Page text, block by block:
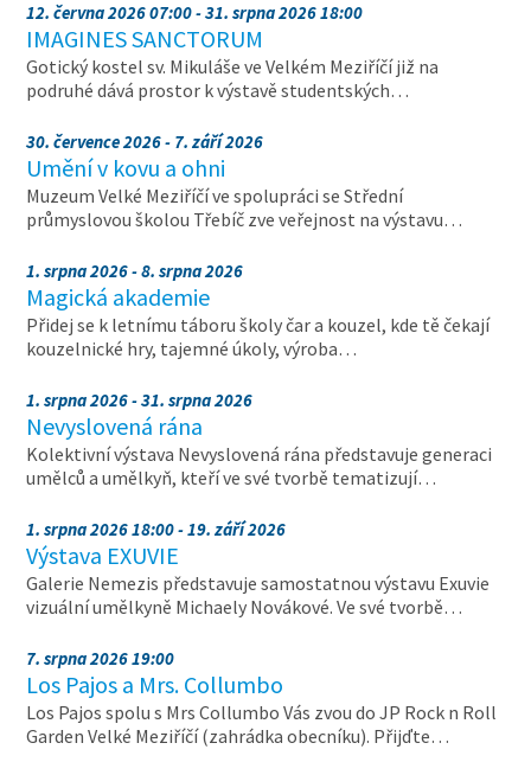
12. června 2026 07:00 - 31. srpna 2026 18:00
IMAGINES SANCTORUM
Gotický kostel sv. Mikuláše ve Velkém Meziříčí již na
podruhé dává prostor k výstavě studentských…
30. července 2026 - 7. září 2026
Umění v kovu a ohni
Muzeum Velké Meziříčí ve spolupráci se Střední
průmyslovou školou Třebíč zve veřejnost na výstavu…
1. srpna 2026 - 8. srpna 2026
Magická akademie
Přidej se k letnímu táboru školy čar a kouzel, kde tě čekají
kouzelnické hry, tajemné úkoly, výroba…
1. srpna 2026 - 31. srpna 2026
Nevyslovená rána
Kolektivní výstava Nevyslovená rána představuje generaci
umělců a umělkyň, kteří ve své tvorbě tematizují…
1. srpna 2026 18:00 - 19. září 2026
Výstava EXUVIE
Galerie Nemezis představuje samostatnou výstavu Exuvie
vizuální umělkyně Michaely Novákové. Ve své tvorbě…
7. srpna 2026 19:00
Los Pajos a Mrs. Collumbo
Los Pajos spolu s Mrs Collumbo Vás zvou do JP Rock n Roll
Garden Velké Meziříčí (zahrádka obecníku). Přijďte…